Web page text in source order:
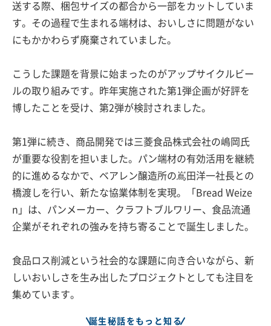
送する際、梱包サイズの都合から一部をカットしていま
す。その過程で生まれる端材は、おいしさに問題がない
にもかかわらず廃棄されていました。
こうした課題を背景に始まったのがアップサイクルビー
ルの取り組みです。昨年実施された第1弾企画が好評を
博したことを受け、第2弾が検討されました。
第1弾に続き、商品開発では三菱食品株式会社の嶋岡氏
が重要な役割を担いました。パン端材の有効活用を継続
的に進めるなかで、ベアレン醸造所の嶌田洋一社長との
橋渡しを行い、新たな協業体制を実現。「Bread Weize
n」は、パンメーカー、クラフトブルワリー、食品流通
企業がそれぞれの強みを持ち寄ることで誕生しました。
食品ロス削減という社会的な課題に向き合いながら、新
しいおいしさを生み出したプロジェクトとしても注目を
集めています。
誕生秘話をもっと知る